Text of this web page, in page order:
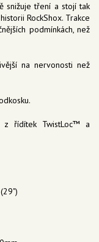
snižuje tření a stojí tak
RockShox. Trakce
podmínkách, než
na nervonosti než
z řídítek TwistLoc™ a